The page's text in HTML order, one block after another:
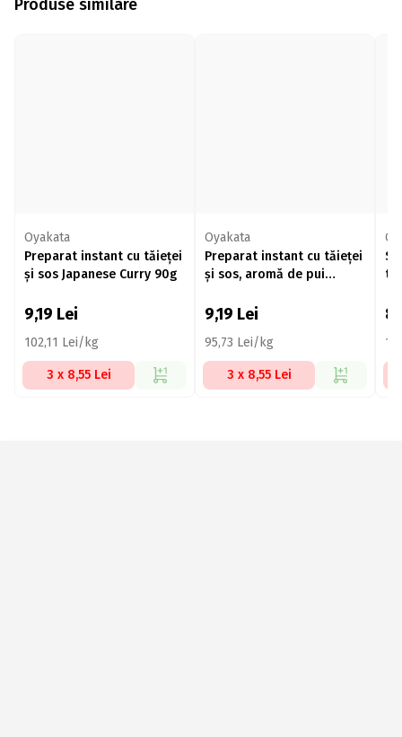
Produse similare
Oyakata
Preparat instant cu tăieței
și sos Japanese Curry 90g
9,19 Lei
102,11 Lei/kg
3 x 8,55 Lei
Oyakata
Preparat instant cu tăieței
și sos, aromă de pui
96g
9,19 Lei
95,73 Lei/kg
3 x 8,55 Lei